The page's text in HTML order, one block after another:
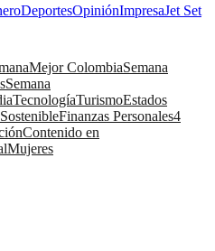
DeportesOpiniónImpresaJet Set
Mejor ColombiaSemana
Semana
TecnologíaTurismoEstados
Finanzas Personales4
Contenido en
Mujeres